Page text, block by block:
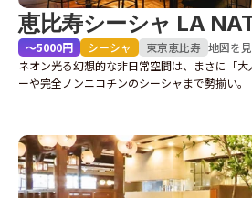
恵比寿シーシャ LA
〜5000円 シーシャ 東京恵比寿 地図を
ネオン光る幻想的な非日常空間は、まさに「
ーや完全ノンニコチンのシーシャまで勢揃い。